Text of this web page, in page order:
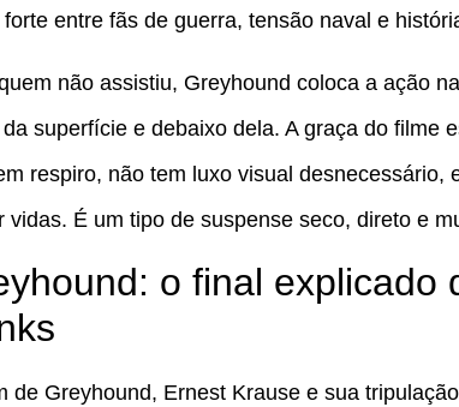
forte entre fãs de guerra, tensão naval e
não assistiu, Greyhound coloca a ação
superfície e debaixo dela. A graça do filme
respiro, não tem luxo visual desnecessário,
vidas. É um tipo de suspense seco, direto e
o final explicado
de Greyhound, Ernest Krause e sua